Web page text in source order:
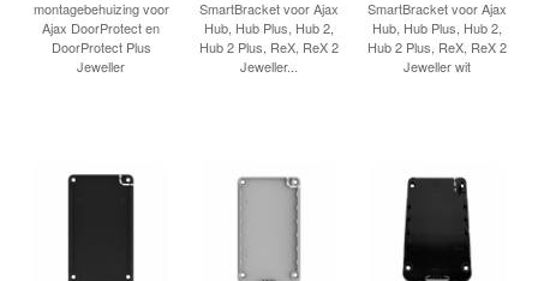
montagebehuizing voor
Ajax DoorProtect en
DoorProtect Plus
Jeweller
SmartBracket voor Ajax
Hub, Hub Plus, Hub 2,
Hub 2 Plus, ReX, ReX 2
Jeweller...
SmartBracket voor Ajax
Hub, Hub Plus, Hub 2,
Hub 2 Plus, ReX, ReX 2
Jeweller wit